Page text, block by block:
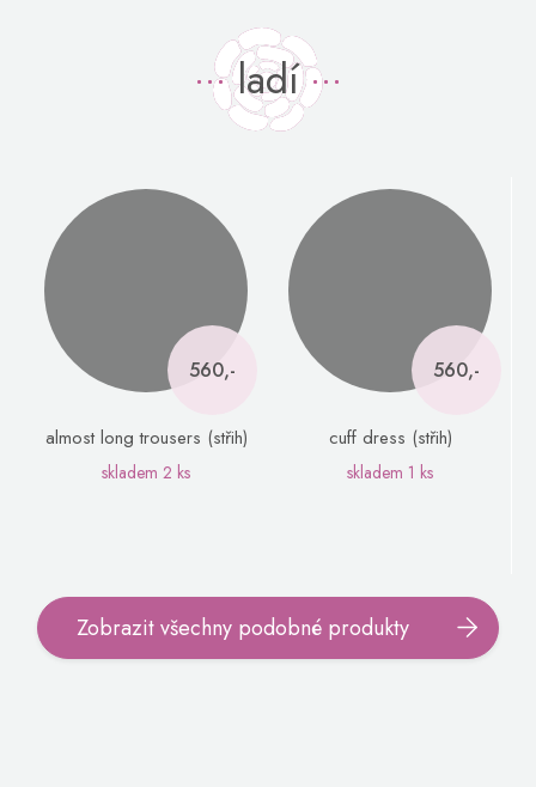
ladí
560,-
almost long trousers (střih)
skladem 2 ks
560,-
cuff dress (střih)
skladem 1 ks
Zobrazit všechny podobné produkty